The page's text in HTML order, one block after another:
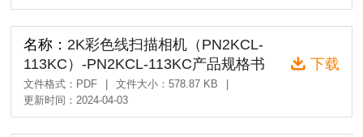
名称： 2K彩色线扫描相机（PN2KCL-
113KC）-PN2KCL-113KC产品规格书
文件格式：PDF 文件大小：578.87 KB
更新时间：2024-04-03
下载